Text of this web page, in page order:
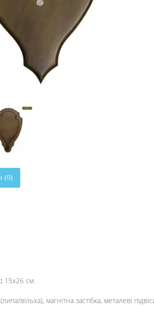
(0)
15х26 см.
вільха), магнітна застібка, металеві